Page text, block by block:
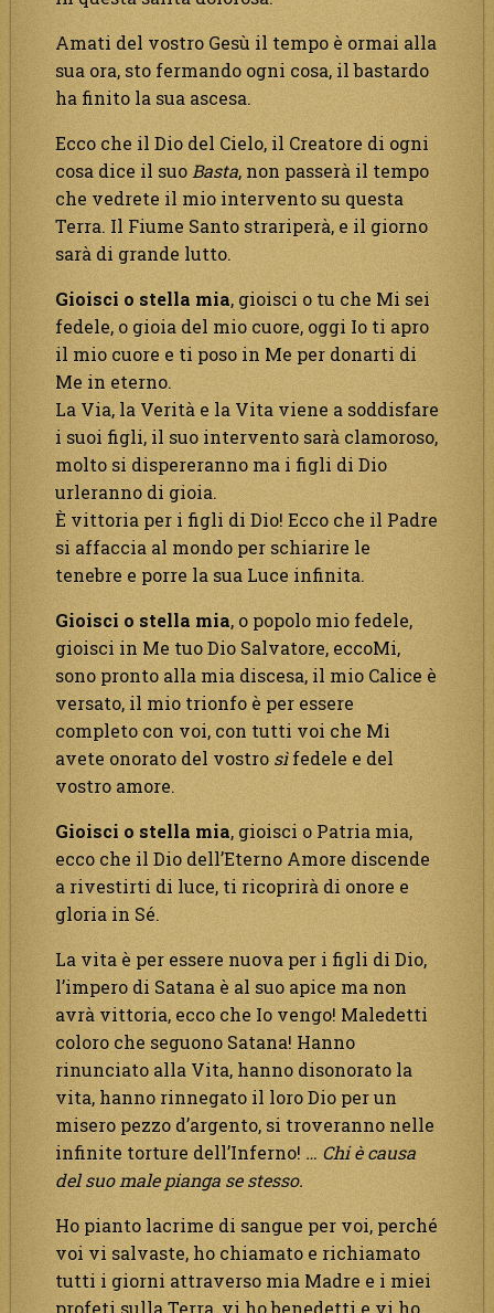
Amati del vostro Gesù il tempo è ormai alla
sua ora, sto fermando ogni cosa, il bastardo
ha finito la sua ascesa.
Ecco che il Dio del Cielo, il Creatore di ogni
cosa dice il suo Basta, non passerà il tempo
che vedrete il mio intervento su questa
Terra. Il Fiume Santo strariperà, e il giorno
sarà di grande lutto.
Gioisci o stella mia, gioisci o tu che Mi sei
fedele, o gioia del mio cuore, oggi Io ti apro
il mio cuore e ti poso in Me per donarti di
Me in eterno.
La Via, la Verità e la Vita viene a soddisfare
i suoi figli, il suo intervento sarà clamoroso,
molto si dispereranno ma i figli di Dio
urleranno di gioia.
È vittoria per i figli di Dio! Ecco che il Padre
si affaccia al mondo per schiarire le
tenebre e porre la sua Luce infinita.
Gioisci o stella mia, o popolo mio fedele,
gioisci in Me tuo Dio Salvatore, eccoMi,
sono pronto alla mia discesa, il mio Calice è
versato, il mio trionfo è per essere
completo con voi, con tutti voi che Mi
avete onorato del vostro sìfedele e del
vostro amore.
Gioisci o stella mia, gioisci o Patria mia,
ecco che il Dio dell’Eterno Amore discende
a rivestirti di luce, ti ricoprirà di onore e
gloria in Sé.
La vita è per essere nuova per i figli di Dio,
l’impero di Satana è al suo apice ma non
avrà vittoria, ecco che Io vengo! Maledetti
coloro che seguono Satana! Hanno
rinunciato alla Vita, hanno disonorato la
vita, hanno rinnegato il loro Dio per un
misero pezzo d’argento, si troveranno nelle
infinite torture dell’Inferno! … Chi è causa
del suo male pianga se stesso.
Ho pianto lacrime di sangue per voi, perché
voi vi salvaste, ho chiamato e richiamato
tutti i giorni attraverso mia Madre e i miei
profeti sulla Terra, vi ho benedetti e vi ho